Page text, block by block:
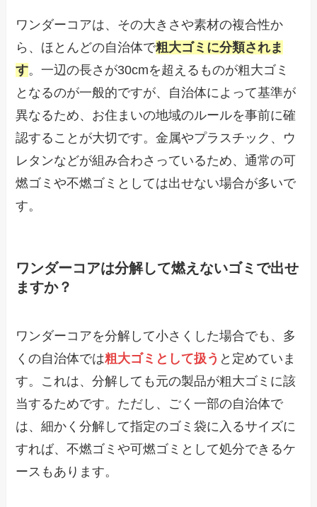
ワンダーコアは、その大きさや素材の複合性か
ら、ほとんどの自治体で粗大ゴミに分類されま
す。一辺の長さが30cmを超えるものが粗大ゴミ
となるのが一般的ですが、自治体によって基準が
異なるため、お住まいの地域のルールを事前に確
認することが大切です。金属やプラスチック、ウ
レタンなどが組み合わさっているため、通常の可
燃ゴミや不燃ゴミとしては出せない場合が多いで
す。
ワンダーコアは分解して燃えないゴミで出せ
ますか？
ワンダーコアを分解して小さくした場合でも、多
くの自治体では粗大ゴミとして扱う と定めていま
す。これは、分解しても元の製品が粗大ゴミに該
当するためです。ただし、ごく一部の自治体で
は、細かく分解して指定のゴミ袋に入るサイズに
すれば、不燃ゴミや可燃ゴミとして処分できるケ
ースもあります。